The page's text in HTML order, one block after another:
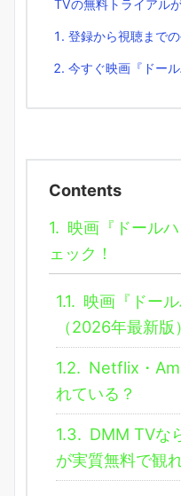
TVの無料トライアル
登録から視聴まで
今すぐ映画『ドー
Contents
1. 映画『ドール
ェック！
1.1. 映画『ドー
（2026年最新版）
1.2. Netflix・
れている？
1.3. DMM TVな
が実質無料で観